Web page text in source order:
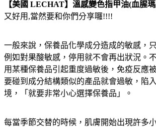
【美國 LECHAT】溫感變色指甲油(血腥
又好用,當然要和你們分享囉!!!!
一般來說，保養品化學成分造成的敏感，
例如對果酸敏感，停用就不會再出狀況。
用某種保養品引起重度過敏後，免疫反應
要碰到成分結構類似的產品就會過敏，陷
境，「就要非常小心選擇保養品」。
每當季節交替的時候，肌膚開始出現許多